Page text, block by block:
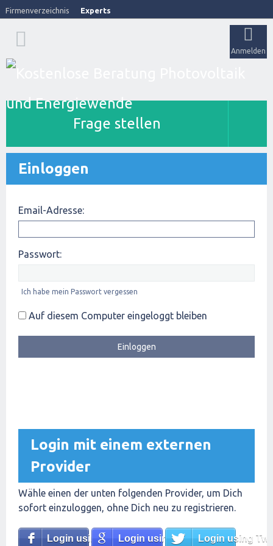
Firmenverzeichnis Experts
Anmelden
Frage stellen
Einloggen
Email-Adresse:
Passwort:
Ich habe mein Passwort vergessen
Auf diesem Computer eingeloggt bleiben
Login mit einem externen
Provider
Wähle einen der unten folgenden Provider, um Dich
sofort einzuloggen, ohne Dich neu zu registrieren.
Login using FacebookLogin using GoogleLogin using